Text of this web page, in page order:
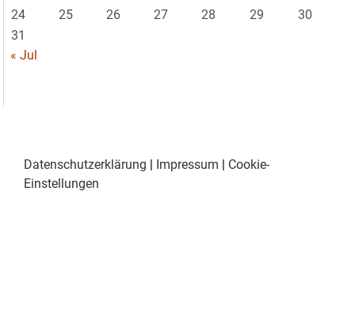
24
25 26 27 28 29
30
31
« Jul
Datenschutzerklärung Impressum
Cookie-
Einstellungen